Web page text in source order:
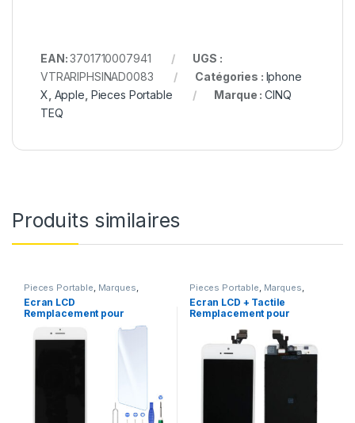
EAN:3701710007941
UGS :
VTRARIPHSINAD0083
Catégories : Iphone
X Apple Pieces Portable Marque :CINQ
TEQ
Produits similaires
Pieces Portable, Marques,
Apple iPhone 7
Ecran LCD
Remplacement pour
Trempe +Kit
Pieces Portable, Marques,
Apple iPhone 5
Ecran LCD + Tactile
Remplacement pour